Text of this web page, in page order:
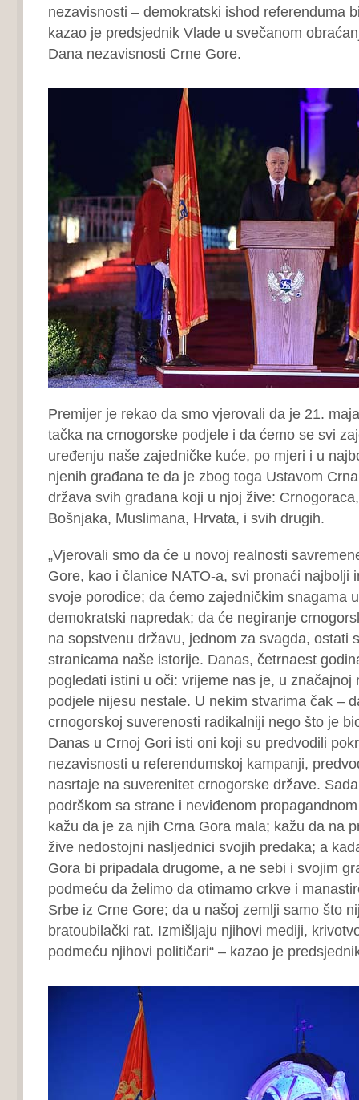
nezavisnosti – demokratski ishod referenduma
kazao je predsjednik Vlade u svečanom
Dana nezavisnosti Crne Gore.
Premijer je rekao da smo vjerovali da je 21.
tačka na crnogorske podjele i da ćemo se svi
uređenju naše zajedničke kuće, po mjeri i u
njenih građana te da je zbog toga Ustavom
država svih građana koji u njoj žive:
Bošnjaka, Muslimana, Hrvata, i svih drugih.
„Vjerovali smo da će u novoj realnosti
Gore, kao i članice NATO-a, svi pronaći najbolji
svoje porodice; da ćemo zajedničkim snagama
demokratski napredak; da će negiranje
na sopstvenu državu, jednom za svagda, ostati
stranicama naše istorije. Danas, četrnaest
pogledati istini u oči: vrijeme nas je, u značajnoj
podjele nijesu nestale. U nekim stvarima čak –
crnogorskoj suverenosti radikalniji nego što je
Danas u Crnoj Gori isti oni koji su predvodili
nezavisnosti u referendumskoj kampanji,
nasrtaje na suverenitet crnogorske države.
podrškom sa strane i neviđenom
kažu da je za njih Crna Gora mala; kažu da na
žive nedostojni nasljednici svojih predaka; a
Gora bi pripadala drugome, a ne sebi i svojim
podmeću da želimo da otimamo crkve i
Srbe iz Crne Gore; da u našoj zemlji samo što
bratoubilački rat. Izmišljaju njihovi mediji,
podmeću njihovi političari“ – kazao je